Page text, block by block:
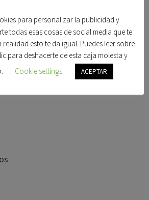
para personalizar la publicidad y
todas esas cosas de social media que te
esto te da igual. Puedes leer sobre
para deshacerte de esta caja molesta y
Cookie settings ACEPTAR